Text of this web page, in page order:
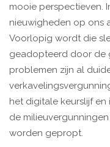
mooie perspectieven.
nieuwigheden op ons
Voorlopig wordt die
geadopteerd door de
problemen zijn al
het digitale keurslijf
de
worden gepropt.